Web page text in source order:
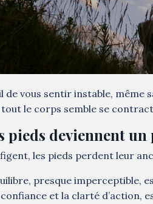
vous sentir instable, même
le corps semble se
pieds deviennent
les pieds perdent leur
presque imperceptible,
et la clarté d’action,